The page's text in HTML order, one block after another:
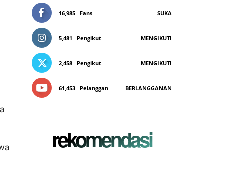
16,985 Fans SUKA
5,481 Pengikut MENGIKUTI
2,458 Pengikut MENGIKUTI
61,453 Pelanggan BERLANGGANAN
rekomendasi